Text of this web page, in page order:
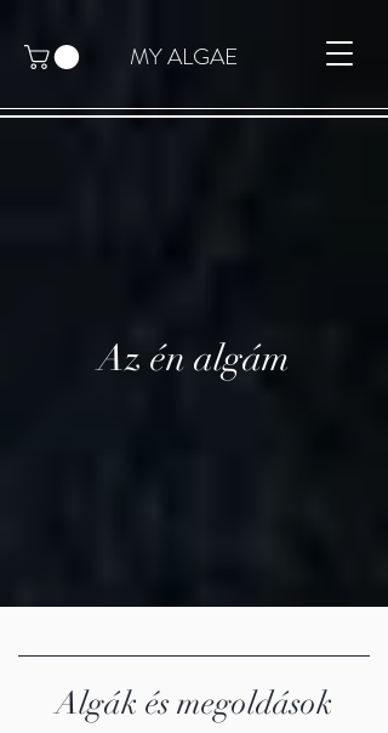
MY ALGAE
Az én algám
Algák és megoldások